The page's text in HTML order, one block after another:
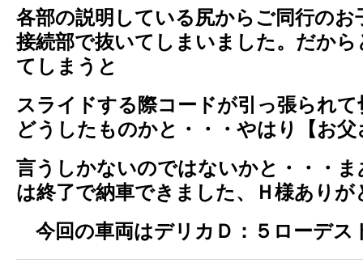
各部の説明 している尻からご同行の
接続部で抜いてしまいました。だか
てしまうと
スライドする際コードが引っ張られ
どうしたものかと・・・やはり【お
言うしかないのではないかと・・・
は終了で納車できました、Ｈ様あり
今回の車両はデリカＤ：５ローデス